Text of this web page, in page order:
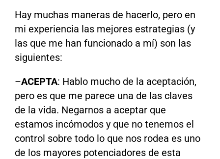
Hay muchas maneras de hacerlo, pero en
mi experiencia las mejores estrategias (y
las que me han funcionado a mí) son las
siguientes:
–ACEPTA: Hablo mucho de la aceptación,
pero es que me parece una de las claves
de la vida. Negarnos a aceptar que
estamos incómodos y que no tenemos el
control sobre todo lo que nos rodea es uno
de los mayores potenciadores de esta